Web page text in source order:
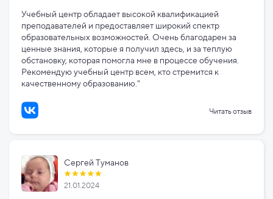
Учебный центр обладает высокой квалификацией
преподавателей и предоставляет широкий спектр
образовательных возможностей. Очень благодарен за
ценные знания, которые я получил здесь, и за теплую
обстановку, которая помогла мне в процессе обучения.
Рекомендую учебный центр всем, кто стремится к
качественному образованию."
Читать отзыв
Сергей Туманов
21.01.2024